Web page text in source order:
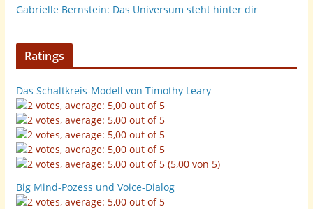
Gabrielle Bernstein: Das Universum steht hinter dir
Ratings
Das Schaltkreis-Modell von Timothy Leary
(5,00 von 5)
Big Mind-Pozess und Voice-Dialog